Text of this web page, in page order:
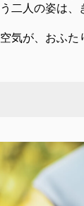
二人の姿は、
気が、おふた